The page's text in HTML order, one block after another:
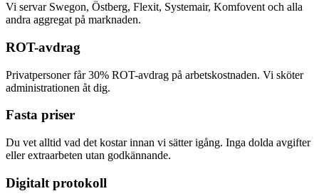
Vi servar Swegon, Östberg, Flexit, Systemair, Komfovent och alla
andra aggregat på marknaden.
ROT-avdrag
Privatpersoner får 30% ROT-avdrag på arbetskostnaden. Vi sköter
administrationen åt dig.
Fasta priser
Du vet alltid vad det kostar innan vi sätter igång. Inga dolda avgifter
eller extraarbeten utan godkännande.
Digitalt protokoll